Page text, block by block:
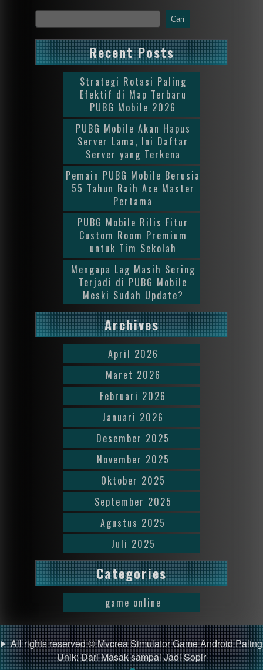
Cari
Recent Posts
Strategi Rotasi Paling
Efektif di Map Terbaru
PUBG Mobile 2026
PUBG Mobile Akan Hapus
Server Lama, Ini Daftar
Server yang Terkena
Pemain PUBG Mobile Berusia
55 Tahun Raih Ace Master
Pertama
PUBG Mobile Rilis Fitur
Custom Room Premium
untuk Tim Sekolah
Mengapa Lag Masih Sering
Terjadi di PUBG Mobile
Meski Sudah Update?
Archives
April 2026
Maret 2026
Februari 2026
Januari 2026
Desember 2025
November 2025
Oktober 2025
September 2025
Agustus 2025
Juli 2025
Categories
game online
All rights reserved © Mvcrea Simulator Game Android Paling
Unik: Dari Masak sampai Jadi Sopir